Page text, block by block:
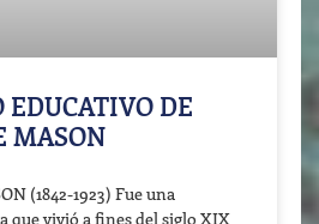
EDUCATIVO DE
MASON
(1842-1923) Fue una
que vivió a fines del siglo XIX